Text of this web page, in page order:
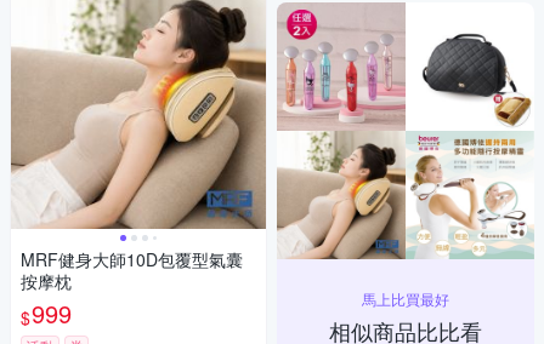
MRF健身大師10D包覆型氣囊
按摩枕
$999 馬上比買最好
相似商品比比看